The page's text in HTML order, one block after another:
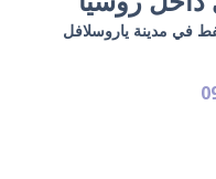
في مدينة ياروسلافل